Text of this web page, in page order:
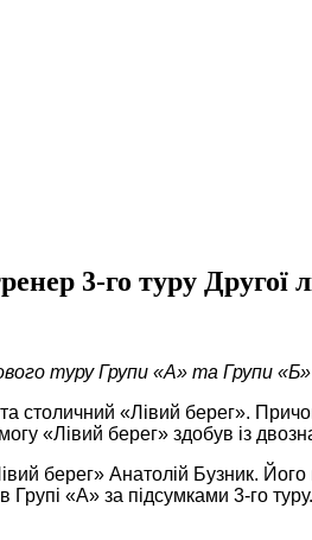
3-го туру Другої
туру Групи «А» та Групи «Б»
столичний «Лівий берег».
«Лівий берег» здобув із
берег» Анатолій Бузник.
«А» за підсумками 3-го туру.